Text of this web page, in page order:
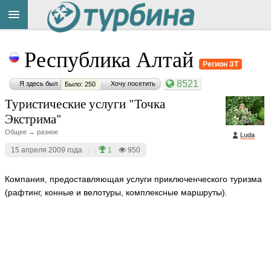
Республика Алтай Регион ЗТ
Я здесь был Было: 250 Хочу посетить 8521
Luda
Туристические услуги "Точка
Экстрима"
Общее → разное
15 апреля 2009 года 1 950
Компания, предоставляющая услуги приключенческого туризма
(рафтинг, конные и велотуры, комплексные маршруты).
на
сайте:
Button